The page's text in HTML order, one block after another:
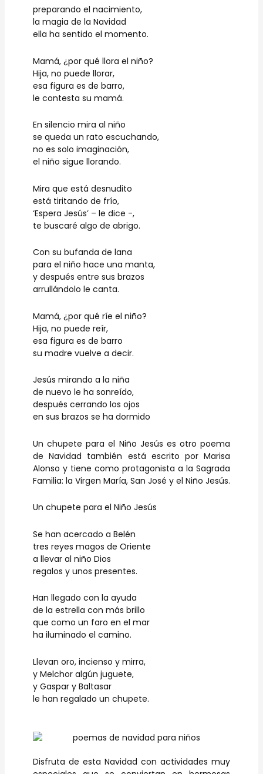
preparando el nacimiento,
la magia de la Navidad
ella ha sentido el momento.
Mamá, ¿por qué llora el niño?
Hija, no puede llorar,
esa figura es de barro,
le contesta su mamá.
En silencio mira al niño
se queda un rato escuchando,
no es solo imaginación,
el niño sigue llorando.
Mira que está desnudito
está tiritando de frío,
‘Espera Jesús’ – le dice -,
te buscaré algo de abrigo.
Con su bufanda de lana
para el niño hace una manta,
y después entre sus brazos
arrullándolo le canta.
Mamá, ¿por qué ríe el niño?
Hija, no puede reír,
esa figura es de barro
su madre vuelve a decir.
Jesús mirando a la niña
de nuevo le ha sonreído,
después cerrando los ojos
en sus brazos se ha dormido
Un chupete para el Niño Jesús es otro poema
de Navidad también está escrito por Marisa
Alonso y tiene como protagonista a la Sagrada
Familia: la Virgen María, San José y el Niño Jesús.
Un chupete para el Niño Jesús
Se han acercado a Belén
tres reyes magos de Oriente
a llevar al niño Dios
regalos y unos presentes.
Han llegado con la ayuda
de la estrella con más brillo
que como un faro en el mar
ha iluminado el camino.
Llevan oro, incienso y mirra,
y Melchor algún juguete,
y Gaspar y Baltasar
le han regalado un chupete.
Disfruta de esta Navidad con actividades muy